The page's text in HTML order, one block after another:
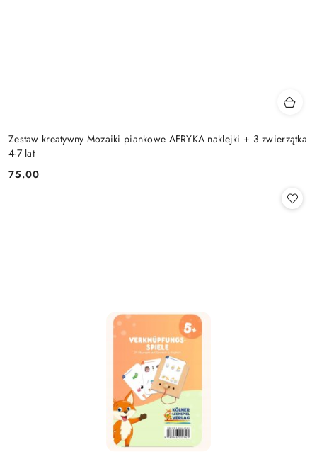
Zestaw kreatywny Mozaiki piankowe AFRYKA naklejki + 3 zwierzątka
4-7 lat
Cena:
75.00